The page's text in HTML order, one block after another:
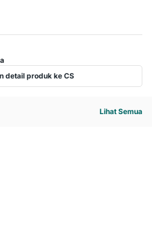
detail produk ke CS
Lihat Semua